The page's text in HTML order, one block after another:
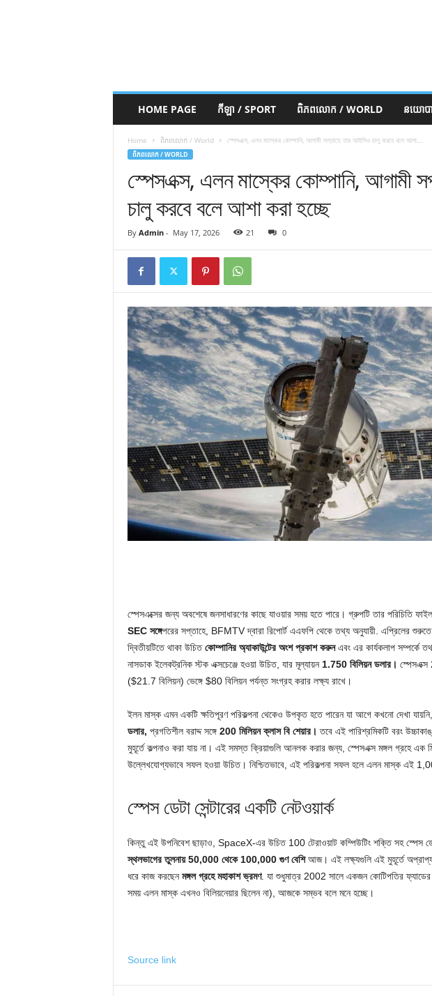
HOME PAGE កីឡា / SPORT ពិភពលោក / WORLD នយោប
Home ពិភពលោក / World স্পেসএক্স, এলন মাস্কের কোম্পানি, আগামী সপ্তাহে তার আইপিও চালু করবে বলে আশা...
ពិភពលោក / WORLD
স্পেসএক্স, এলন মাস্কের কোম্পানি, আগামী
চালু করবে বলে আশা করা হচ্ছে
By Admin- May 17, 2026 21 0
স্পেসএক্সের জন্য অবশেষে জনসাধারণের কাছে যাওয়ার সময় হতে পারে। গ্রুপটি তার পরিচিতি
SEC সঙ্গেপরের সপ্তাহে, BFMTV দ্বারা রিপোর্ট এএফপি থেকে তথ্য অনুযায়ী. এপ্রিলের শুরুতে
দ্বিতীয়টিতে থাকা উচিতকোম্পানির অ্যাকাউন্টের অংশ প্রকাশ করুনএবং এর কার্যকলাপ সম্পর্কে
নাসডাক ইলেকট্রনিক স্টক এক্সচেঞ্জে হওয়া উচিত, যার মূল্যায়ন 1.750 বিলিয়ন ডলার।
($21.7 বিলিয়ন) ভেঙ্গে $80 বিলিয়ন পর্যন্ত সংগ্রহ করার লক্ষ্য রাখে।
ইলন মাস্ক এমন একটি ক্ষতিপূরণ পরিকল্পনা থেকেও উপকৃত হতে পারেন যা আগে কখনো দেখা
ডলার, প্রগতিশীল বরাদ্দ সঙ্গে 200 মিলিয়ন ক্লাস বি শেয়ার। তবে এই পারিশ্রমিকটি বরং
মুহূর্তে কল্পনাও করা যায় না। এই সমস্ত ক্রিয়াগুলি আনলক করার জন্য, স্পেসএক্স মঙ্গল গ্রহে এক
উল্লেখযোগ্যভাবে সফল হওয়া উচিত। নিশ্চিতভাবে, এই পরিকল্পনা সফল হলে এলন মাস্ক এই
স্পেস ডেটা সেন্টারের একটি নেটওয়ার্ক
কিন্তু এই উপনিবেশ ছাড়াও, SpaceX-এর উচিত 100 টেরাওয়াট কম্পিউটিং শক্তি সহ স্পেস ডেটা
স্থলভাগের তুলনায় 50,000 থেকে 100,000 গুণ বেশিআজ। এই লক্ষ্যগুলি এই মুহূর্তে
ধরে কাজ করছেনমঙ্গল গ্রহে মহাকাশ ভ্রমণ. যা শুধুমাত্র 2002 সালে একজন কোটিপতির ফ্যাডের
সময় এলন মাস্ক এখনও বিলিয়নেয়ার ছিলেন না), আজকে সম্ভব বলে মনে হচ্ছে।
Source link